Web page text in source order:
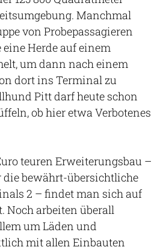
Manchmal
von Probepassagieren
Herde auf einem
um dann nach einem
dort ins Terminal zu
Pitt darf heute schon
ob hier etwa Verbotenes
teuren Erweiterungsbau –
bewährt-übersichtliche
2 – findet man sich auf
Noch arbeiten überall
um Läden und
mit allen Einbauten